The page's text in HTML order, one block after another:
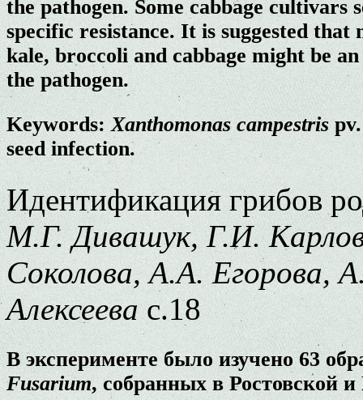
the pathogen. Some cabbage cultivars
specific resistance. It is suggested that
kale, broccoli and cabbage might be
the pathogen.
Keywords: Xanthomonas campestris
seed infection.
Идентификация грибов
М.Г. Дивашук, Г.И.
Соколова, А.А. Егорова,
Алексеевас.18
В эксперименте было изучено 63
Fusarium, собранных в Ростовской